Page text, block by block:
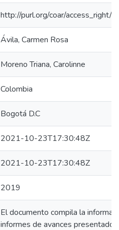
http://purl.org/coar/access_right/
Ávila, Carmen Rosa
Moreno Triana, Carolinne
Colombia
Bogotá D.C
2021-10-23T17:30:48Z
2021-10-23T17:30:48Z
2019
El documento compila la
informes de avances